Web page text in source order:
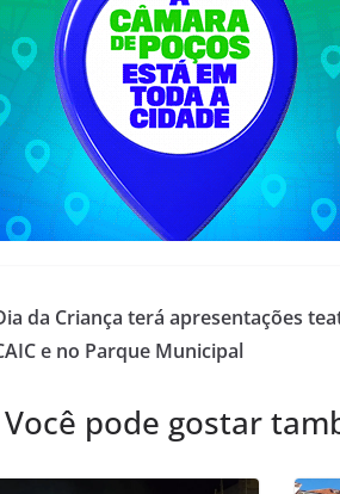
da Criança terá apresentações
e no Parque Municipal
Você pode gostar